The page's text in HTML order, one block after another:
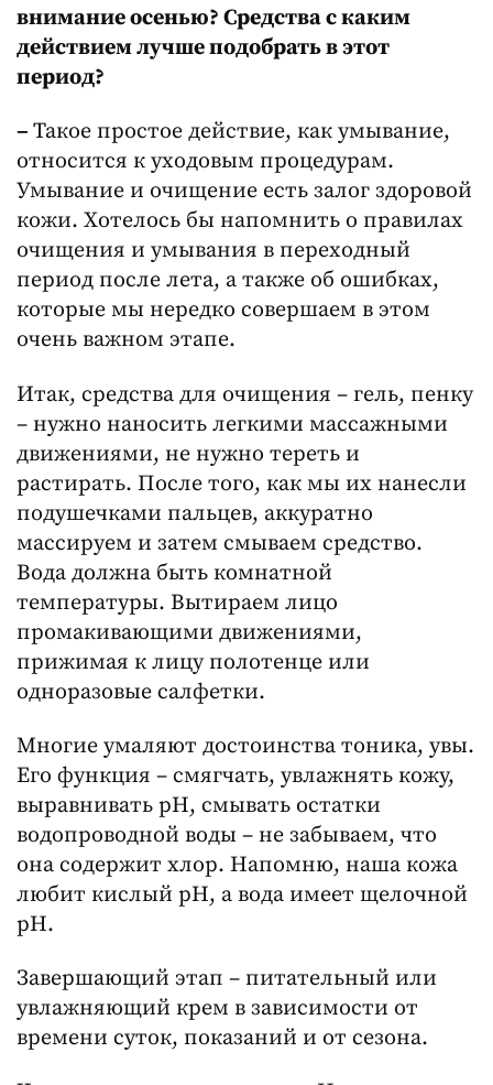
внимание осенью? Средства с каким
действием лучше подобрать в этот
период?
– Такое простое действие, как умывание,
относится к уходовым процедурам.
Умывание и очищение есть залог здоровой
кожи. Хотелось бы напомнить о правилах
очищения и умывания в переходный
период после лета, а также об ошибках,
которые мы нередко совершаем в этом
очень важном этапе.
Итак, средства для очищения – гель, пенку
– нужно наносить легкими массажными
движениями, не нужно тереть и
растирать. После того, как мы их нанесли
подушечками пальцев, аккуратно
массируем и затем смываем средство.
Вода должна быть комнатной
температуры. Вытираем лицо
промакивающими движениями,
прижимая к лицу полотенце или
одноразовые салфетки.
Многие умаляют достоинства тоника, увы.
Его функция – смягчать, увлажнять кожу,
выравнивать pH, смывать остатки
водопроводной воды – не забываем, что
она содержит хлор. Напомню, наша кожа
любит кислый pH, а вода имеет щелочной
pH.
Завершающий этап – питательный или
увлажняющий крем в зависимости от
времени суток, показаний и от сезона.